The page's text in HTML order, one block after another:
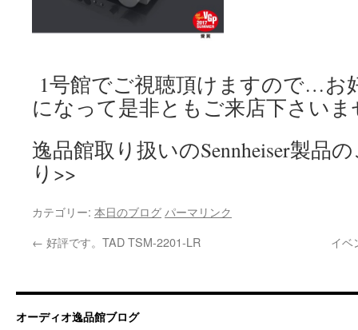
1号館でご視聴頂けますので…お
になって是非ともご来店下さいま
逸品館取り扱いのSennheiser製品
り>>
カテゴリー: 本日のブログ パーマリンク
← 好評です。TAD TSM-2201-LR イベ
オーディオ逸品館ブログ